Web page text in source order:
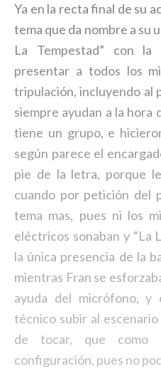
Ya en la recta final de su
tema que da nombre a su
La Tempestad” con la
presentar a todos los
tripulación, incluyendo al
siempre ayudan a la hora
tiene un grupo, e
según parece el
pie de la letra, porque
cuando por petición del
tema mas, pues ni los
eléctricos sonaban y “La
la única presencia de la
mientras Fran se
ayuda del micrófono,
técnico subir al
de tocar, que como
configuración, pues no